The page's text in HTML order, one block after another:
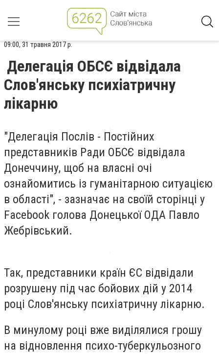
09:00, 31 травня 2017 р.
Делегація ОБСЄ відвідала
Слов'янську психіатричну
лікарню
"Делегація Послів - Постійних
представників Ради ОБСЄ відвідала
Донеччину, щоб на власні очі
ознайомитись із гуманітарною ситуацією
в області", - зазначає на своїй сторінці у
Facebook голова Донецької ОДА Павло
Жебрівський.
Так, представники країн ЄС відвідали
розрушену під час бойових дій у 2014
році Слов'янську психіатричну лікарню.
В минулому році вже виділялися грошу
на відновлення психо-туберкульозного